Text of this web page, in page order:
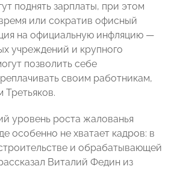
поднять зарплаты, при этом
или сократив офисный
на официальную инфляцию —
учреждений и крупного
позволить себе
своим работникам,
Третьяков.
уровень роста жалованья
особенно не хватает кадров: в
и обрабатывающей
Виталий Федин из